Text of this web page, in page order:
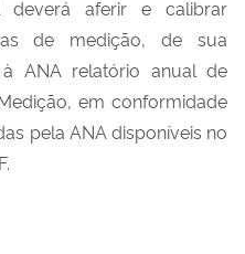
deverá aferir e calibrar
de medição, de sua
ANA relatório anual de
em conformidade
pela ANA disponíveis no